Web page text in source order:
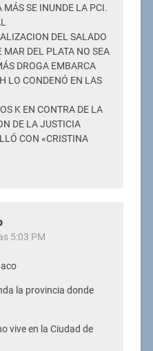
MÁS SE INUNDE LA PCI.
DEL SALADO
MAR DEL PLATA NO SEA
DROGA EMBARCA
LO CONDENÓ EN LAS
K EN CONTRA DE LA
DE LA JUSTICIA
CON «CRISTINA
5:03 PM
la provincia donde
vive en la Ciudad de